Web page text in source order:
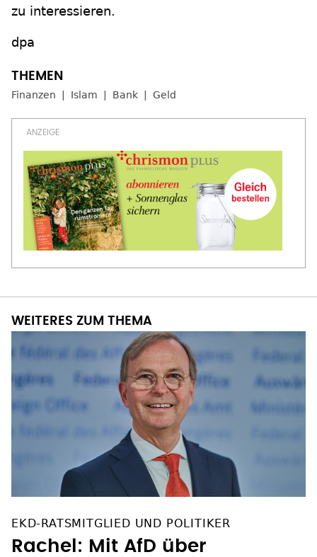
zu interessieren.
dpa
Finanzen Islam Bank Geld
WEITERES ZUM THEMA
EKD-RATSMITGLIED UND POLITIKER
Rachel: Mit AfD über